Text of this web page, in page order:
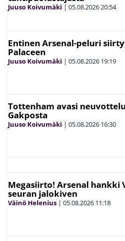
Juuso Koivumäki | 05.08.202620:54
Entinen Arsenal-peluri
Palaceen
Juuso Koivumäki | 05.08.2026 19:19
Tottenham avasi
Gakposta
Juuso Koivumäki | 05.08.2026 16:30
Megasiirto! Arsenal hankki
seuran jalokiven
Väinö Helenius | 05.08.2026 11:18